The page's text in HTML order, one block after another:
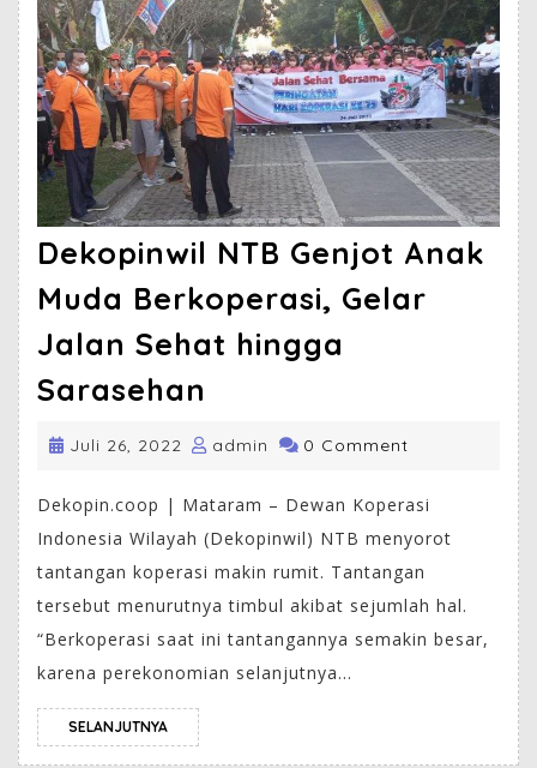
Dekopinwil NTB Genjot Anak
Muda Berkoperasi, Gelar
Jalan Sehat hingga
Sarasehan
Juli 26, 2022 admin 0 Comment
Dekopin.coop | Mataram – Dewan Koperasi
Indonesia Wilayah (Dekopinwil) NTB menyorot
tantangan koperasi makin rumit. Tantangan
tersebut menurutnya timbul akibat sejumlah hal.
“Berkoperasi saat ini tantangannya semakin besar,
karena perekonomian selanjutnya...
SELANJUTNYA